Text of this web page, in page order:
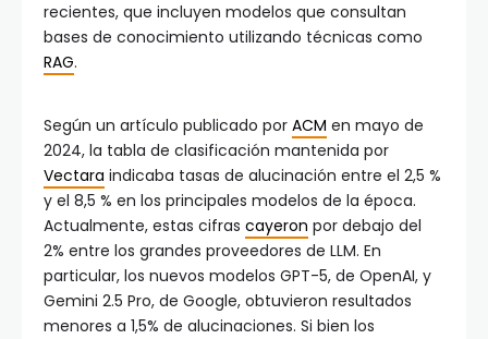
recientes, que incluyen modelos que consultan
bases de conocimiento utilizando técnicas como
RAG.
Según un artículo publicado por ACM en mayo de
2024, la tabla de clasificación mantenida por
Vectara indicaba tasas de alucinación entre el 2,5 %
y el 8,5 % en los principales modelos de la época.
Actualmente, estas cifras cayeron por debajo del
2% entre los grandes proveedores de LLM. En
particular, los nuevos modelos GPT-5, de OpenAI, y
Gemini 2.5 Pro, de Google, obtuvieron resultados
menores a 1,5% de alucinaciones. Si bien los